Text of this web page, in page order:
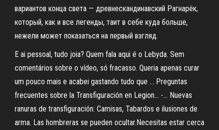
вариантов конца света — древнескандинавский Рагнарёк,
который, как и все легенды, таит в себе куда больше,
нежели может показаться на первый взгляд.
E ai pessoal, tudo joia? Quem fala aqui é o Lebyda. Sem
comentários sobre o vídeo, só fracasso. Queria apenas curar
um pouco mais e acabei gastando tudo que ... Preguntas
frecuentes sobre la Transfiguración en Legion... -… Nuevas
ranuras de transfiguración: Camisas, Tabardos e ilusiones de
arma. Las hombreras se pueden ocultar.Necesitas estar cerca